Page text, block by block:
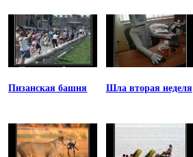
Пизанская башня Шла вторая неделя